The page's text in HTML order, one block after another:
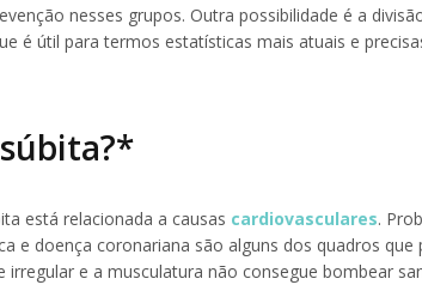
nesses grupos. Outra possibilidade é a
é útil para termos estatísticas mais atuais e
está relacionada a causas cardiovasculares.
e doença coronariana são alguns dos quadros que
e a musculatura não consegue bombear